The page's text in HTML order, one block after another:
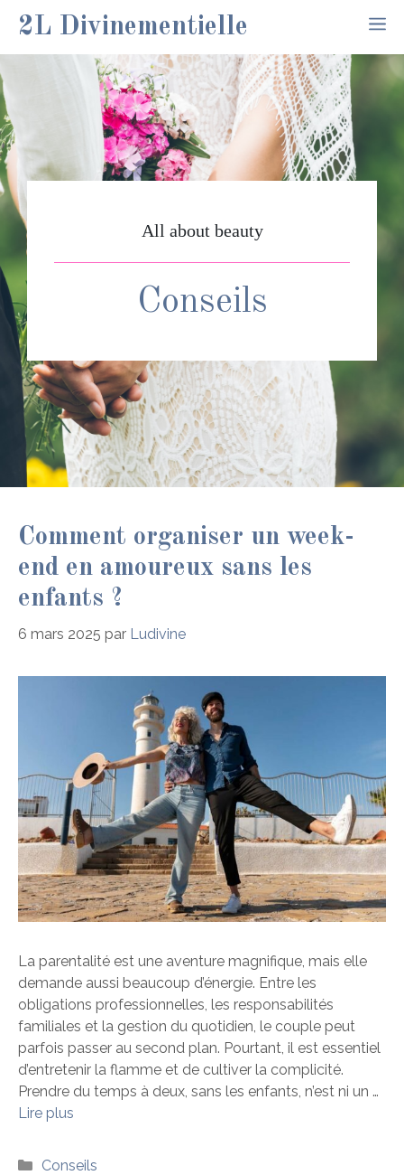
contenu
2L Divinementielle
All about beauty
Conseils
Comment organiser un week-
end en amoureux sans les
enfants ?
6 mars 2025 par Ludivine
La parentalité est une aventure magnifique, mais elle
demande aussi beaucoup d’énergie. Entre les
obligations professionnelles, les responsabilités
familiales et la gestion du quotidien, le couple peut
parfois passer au second plan. Pourtant, il est essentiel
d’entretenir la flamme et de cultiver la complicité.
Prendre du temps à deux, sans les enfants, n’est ni un …
Lire plus
Catégories
Conseils